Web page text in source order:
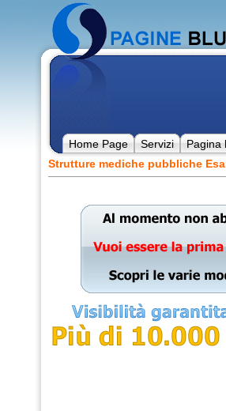
Home Page Servizi Pagina
Strutture mediche pubbliche